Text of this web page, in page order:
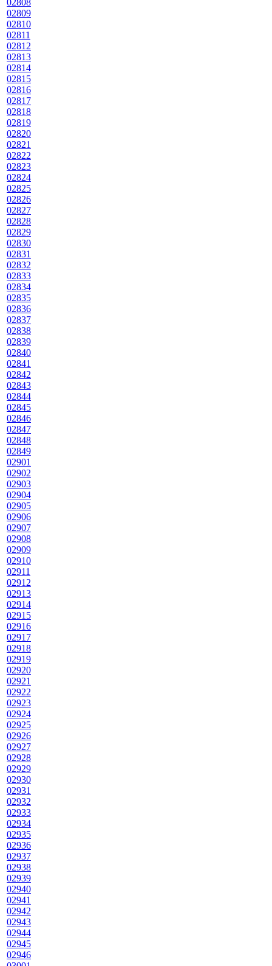
02808
02809
02810
02811
02812
02813
02814
02815
02816
02817
02818
02819
02820
02821
02822
02823
02824
02825
02826
02827
02828
02829
02830
02831
02832
02833
02834
02835
02836
02837
02838
02839
02840
02841
02842
02843
02844
02845
02846
02847
02848
02849
02901
02902
02903
02904
02905
02906
02907
02908
02909
02910
02911
02912
02913
02914
02915
02916
02917
02918
02919
02920
02921
02922
02923
02924
02925
02926
02927
02928
02929
02930
02931
02932
02933
02934
02935
02936
02937
02938
02939
02940
02941
02942
02943
02944
02945
02946